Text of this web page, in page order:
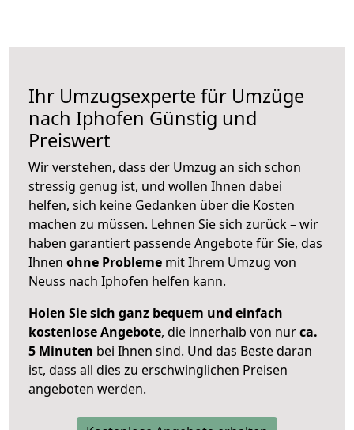
Ihr Umzugsexperte für Umzüge
nach Iphofen Günstig und
Preiswert
Wir verstehen, dass der Umzug an sich schon
stressig genug ist, und wollen Ihnen dabei
helfen, sich keine Gedanken über die Kosten
machen zu müssen. Lehnen Sie sich zurück – wir
haben garantiert passende Angebote für Sie, das
Ihnen ohne Probleme mit Ihrem Umzug von
Neuss nach Iphofen helfen kann.
Holen Sie sich ganz bequem und einfach
kostenlose Angebote, die innerhalb von nurca.
5 Minuten bei Ihnen sind. Und das Beste daran
ist, dass all dies zu erschwinglichen Preisen
angeboten werden.